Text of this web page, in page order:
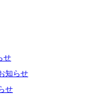
せ
知らせ
せ